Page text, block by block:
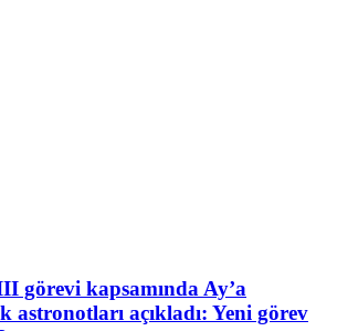
görevi kapsamında Ay’a
astronotları açıkladı: Yeni görev